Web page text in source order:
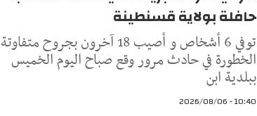
حافلة بولاية قسنطينة
توفي 6 أشخاص و أصيب 18 آخرون بجروح متفاوتة
الخطورة في حادث مرور وقع صباح اليوم الخميس
ببلدية ابن
10:40 - 2026/08/06